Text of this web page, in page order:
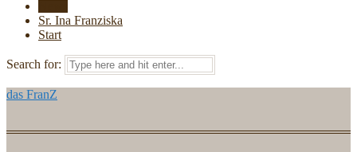
Sr. Ina Franziska
Start
Search for:
das FranZ